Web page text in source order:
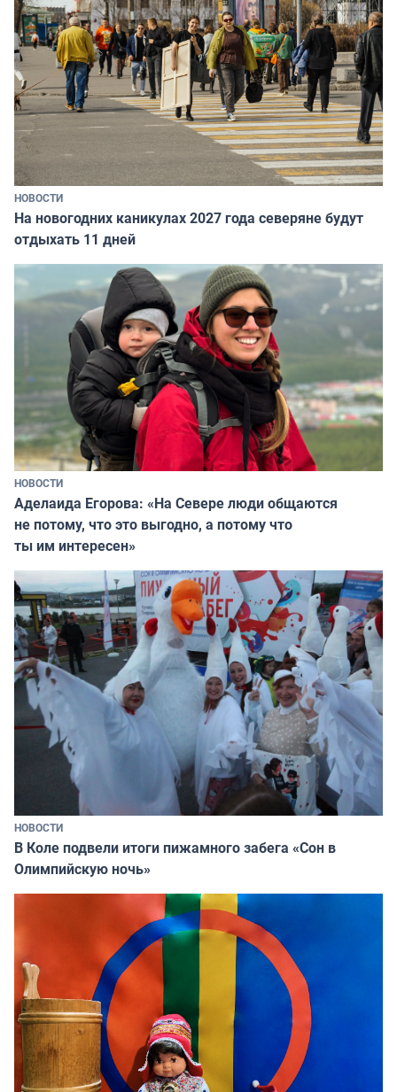
НОВОСТИ
На новогодних каникулах 2027 года северяне будут
отдыхать 11 дней
НОВОСТИ
Аделаида Егорова: «На Севере люди общаются
не потому, что это выгодно, а потому что
ты им интересен»
НОВОСТИ
В Коле подвели итоги пижамного забега «Сон в
Олимпийскую ночь»